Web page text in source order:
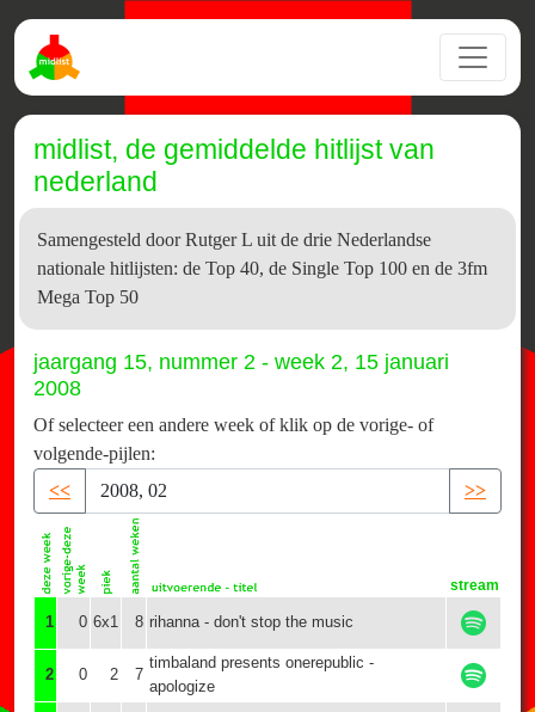
midlist, de gemiddelde hitlijst van
nederland
Samengesteld door Rutger L uit de drie Nederlandse
nationale hitlijsten: de Top 40, de Single Top 100 en de 3fm
Mega Top 50
jaargang 15, nummer 2 - week 2, 15 januari
2008
Of selecteer een andere week of klik op de vorige- of
volgende-pijlen:
<<
>>
stream
1 0 6x1 8 rihanna - don't stop the music
2 0 2 7
timbaland presents onerepublic -
apologize